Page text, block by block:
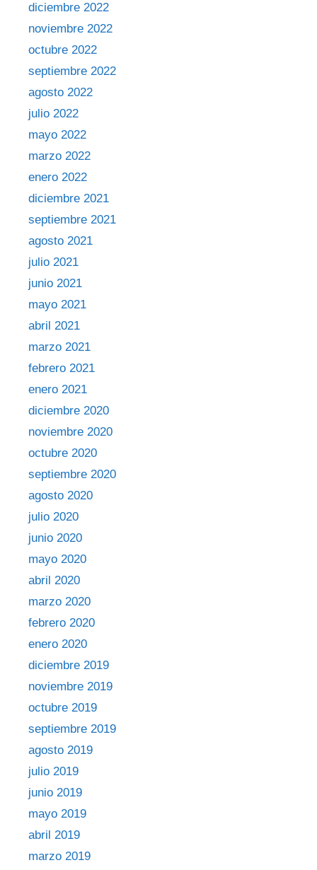
diciembre 2022
noviembre 2022
octubre 2022
septiembre 2022
agosto 2022
julio 2022
mayo 2022
marzo 2022
enero 2022
diciembre 2021
septiembre 2021
agosto 2021
julio 2021
junio 2021
mayo 2021
abril 2021
marzo 2021
febrero 2021
enero 2021
diciembre 2020
noviembre 2020
octubre 2020
septiembre 2020
agosto 2020
julio 2020
junio 2020
mayo 2020
abril 2020
marzo 2020
febrero 2020
enero 2020
diciembre 2019
noviembre 2019
octubre 2019
septiembre 2019
agosto 2019
julio 2019
junio 2019
mayo 2019
abril 2019
marzo 2019